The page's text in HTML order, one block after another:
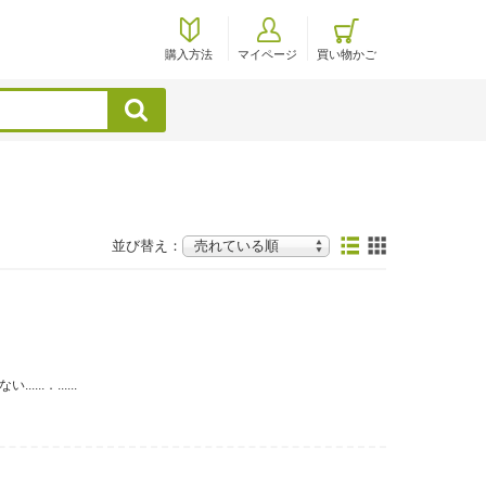
購入方法 マイページ 買い物かご
検索
並び替え：
い......．......